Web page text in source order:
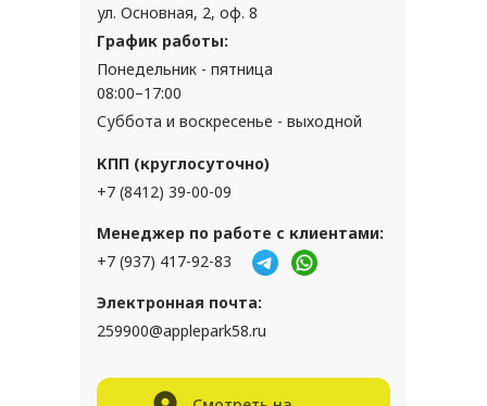
Менеджер по работе с клиентами:
+7 (937) 417-92-83
Электронная почта:
259900@applepark58.ru
ул. Основная, 2, оф. 8
КПП (круглосуточно)
+7 (8412) 39-00-09
График работы:
Понедельник - пятница
08:00–17:00
Суббота и воскресенье - выходной